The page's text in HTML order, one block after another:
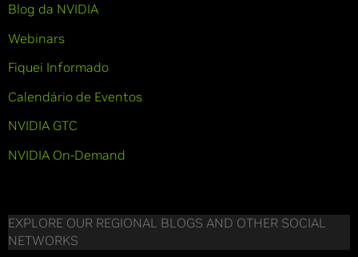
Blog da NVIDIA
Webinars
Fiquei Informado
Calendário de Eventos
NVIDIA GTC
NVIDIA On-Demand
EXPLORE OUR REGIONAL BLOGS AND OTHER SOCIAL
NETWORKS